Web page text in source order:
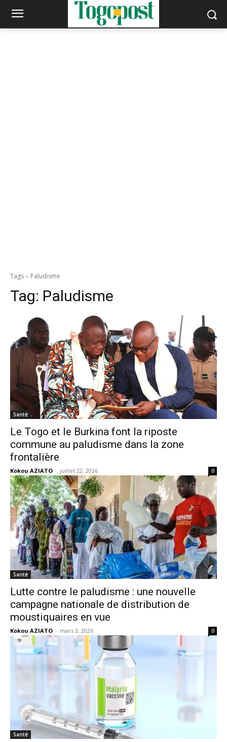
Tags Paludisme
Tag: Paludisme
Santé
Le Togo et le Burkina font la riposte
commune au paludisme dans la zone
frontalière
Kokou AZIATO - juillet 22, 2026 0
Santé
Lutte contre le paludisme : une nouvelle
campagne nationale de distribution de
moustiquaires en vue
Kokou AZIATO - mars 3, 2026 0
Santé